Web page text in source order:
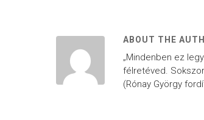
ABOUT THE
„Mindenben ez
félretéved.
(Rónay György